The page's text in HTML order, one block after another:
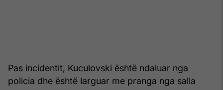
Pas incidentit, Kuculovski është ndaluar nga
policia dhe është larguar me pranga nga salla